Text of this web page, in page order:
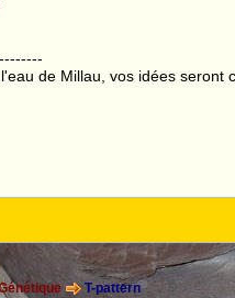
de Millau, vos idées seront
T-pattern